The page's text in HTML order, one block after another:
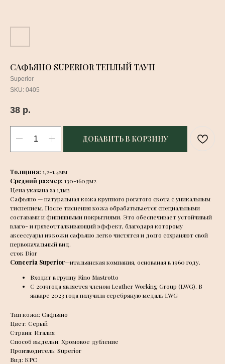
САФЬЯНО SUPERIOR ТЕПЛЫЙ ТАУП
Superior
SKU: 0405
38 р.
ДОБАВИТЬ В КОРЗИНУ
Толщина: 1,2-1,4мм
Средний размер: 130-160дм2
Цена указана за 1дм2
Сафьяно — натуральная кожа крупного рогатого скота с уникальным
тиснением. После тиснения кожа обрабатывается специальными
составами и финишными покрытиями. Это обеспечивает устойчивый
влаго- и грязеотталкивающий эффект, благодаря которому
аксессуары из кожи сафьяно легко чистятся и долго сохраняют свой
первоначальный вид.
сток Dior
Conceria Superior—итальянская компания, основаная в 1960 году.
Входит в группу Rino Mastrotto
С 2019года является членом Leather Working Group (LWG). В
январе 2023 года получила серебряную медаль LWG
Тип кожи: Сафьяно
Цвет: Серый
Страна: Италия
Способ выделки: Хромовое дубление
Производитель: Superior
Вид: КРС